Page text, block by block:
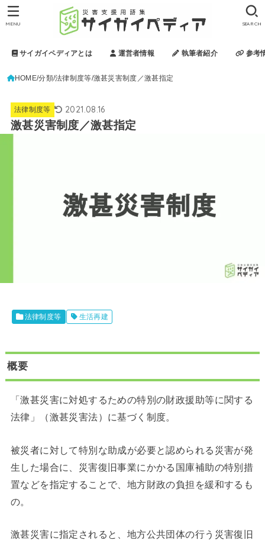
サイガイペディアとは 運営者情報 執筆者紹介 参考
SEARCH
MENU
HOME 分類 法律制度等 激甚災害制度／激甚指定
法律制度等 2021.08.16
激甚災害制度／激甚指定
法律制度等 生活再建
概要
「激甚災害に対処するための特別の財政援助等に関する
法律」（激甚災害法）に基づく制度。
被災者に対して特別な助成が必要と認められる災害が発
生した場合に、災害復旧事業にかかる国庫補助の特別措
置などを指定することで、地方財政の負担を緩和するも
の。
激甚災害に指定されると、地方公共団体の行う災害復旧